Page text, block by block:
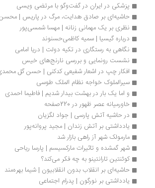
پزشکی در ایران در گفت‌وگو با مرتضی ویسی
حاشیه‌ای بر صادق هدایت، مرگ در پاریس | محسن آزموده
نظری بر یک مهمانی زنانه | مهسا شمسی‌پور
درباره گیسیا | سمیه کاظمی‌حسنوند
نگاهی به رستگاری در تکیه دولت | دریا امامی
نشست رونمایی و بررسی نارنج‌های خیس
افکار چپ در اشعار شفیعی کدکنی | حسن گل محمدی
سیرالملوک خواجه نظام الملک طوسی
و اما یک بار در بهشت بیدار شدیم | فاطیما احمدی
خاورمیانه عصر ظهور در 220صفحه
در حاشیه آتش پارسی | جواد لگزیان
یادداشتی بر آتش زندان | مجید پروانه‌پور
مارمولک شهر آز راهی بازار شد
شهر گمشده و تاثیرات مارکسیسم | پارسا ریاحی
کوئنتین تارانتینو به چه فکر می‌کند؟
حاشیه‌ای بر انقلاب بدون انقلابیون | شیما بهره‌مند
یادداشتی بر نورگون | پدرام اجتماعی